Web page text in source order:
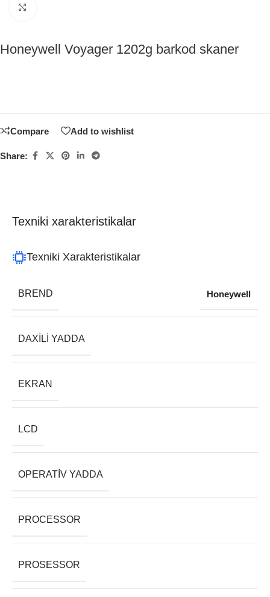
Honeywell Voyager 1202g barkod skaner
Compare Add to wishlist
Share:
Texniki xarakteristikalar
Texniki Xarakteristikalar
BREND Honeywell
DAXILI YADDA
EKRAN
LCD
OPERATIV YADDA
PROCESSOR
PROSESSOR